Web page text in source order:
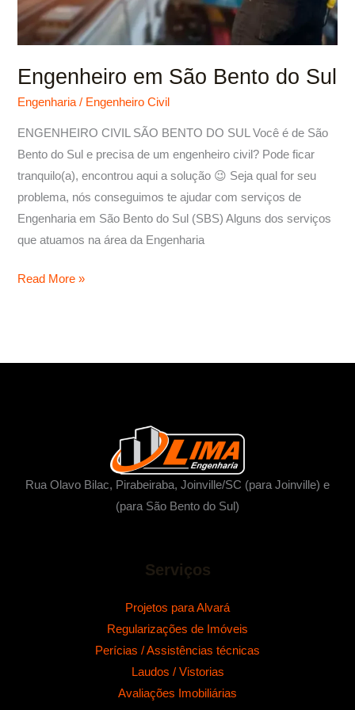
Engenheiro em São Bento do Sul
Engenharia/ Engenheiro Civil
ENGENHEIRO CIVIL SÃO BENTO DO SUL Você é de São
Bento do Sul e precisa de um engenheiro civil? Pode ficar
tranquilo(a), encontrou aqui a solução 😉 Seja qual for seu
problema, nós conseguimos te ajudar com serviços de
Engenharia em São Bento do Sul (SBS) Alguns dos serviços
que atuamos na área da Engenharia
Read More »
Rua Olavo Bilac, Pirabeiraba, Joinville/SC (para Joinville) e
(para São Bento do Sul)
Serviços
Projetos para Alvará
Regularizações de Imóveis
Perícias / Assistências técnicas
Laudos / Vistorias
Avaliações Imobiliárias